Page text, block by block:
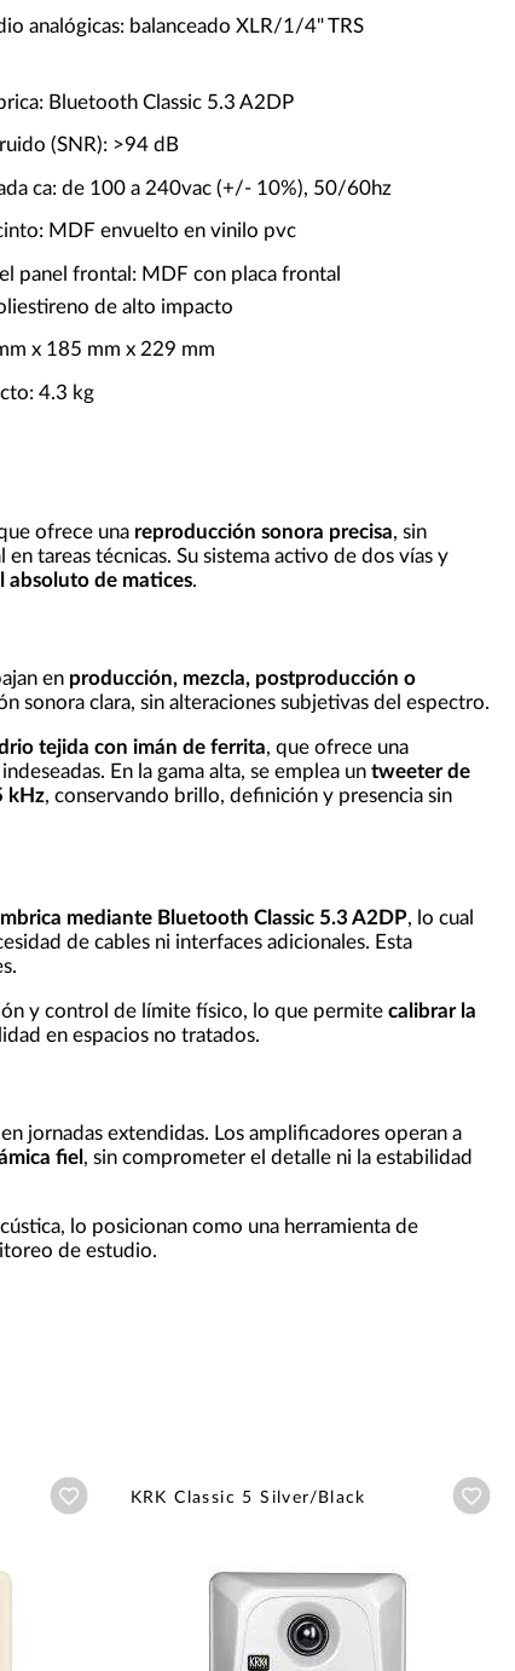
analógicas: balanceado XLR/1/4" TRS
Bluetooth Classic 5.3 A2DP
(SNR): >94 dB
ca: de 100 a 240vac (+/- 10%), 50/60hz
MDF envuelto en vinilo pvc
panel frontal: MDF con placa frontal
de alto impacto
x 185 mm x 229 mm
4.3 kg
ofrece una reproducción sonora precisa, sin
tareas técnicas. Su sistema activo de dos vías y
de matices.
en producción, mezcla, postproducción o
sonora clara, sin alteraciones subjetivas del espectro.
tejida con imán de ferrita, que ofrece una
En la gama alta, se emplea un tweeter de
kHz, conservando brillo, definición y presencia sin
mediante Bluetooth Classic 5.3 A2DP, lo cual
de cables ni interfaces adicionales. Esta
y control de límite físico, lo que permite calibrar la
en espacios no tratados.
jornadas extendidas. Los amplificadores operan a
fiel , sin comprometer el detalle ni la estabilidad
lo posicionan como una herramienta de
de estudio.
Añadir a wishlist
KRK Classic 5 Silver/Black